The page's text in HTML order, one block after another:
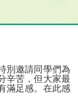
別邀請同學們為
辛苦，但大家最
滿足感。在此感